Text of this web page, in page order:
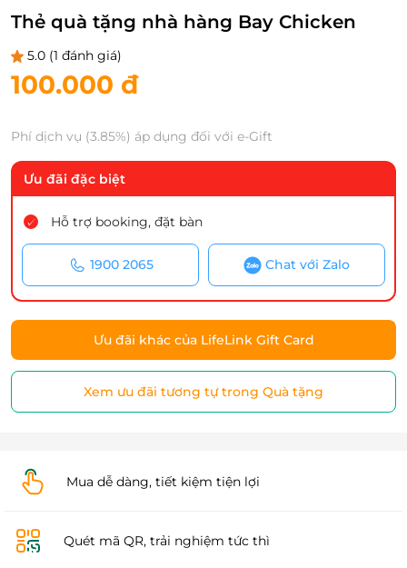
Thẻ quà tặng nhà hàng Bay Chicken
5.0 (1 đánh giá)
100.000 đ
Phí dịch vụ (3.85%) áp dụng đối với e-Gift
Ưu đãi đặc biệt
Hỗ trợ booking, đặt bàn
1900 2065 Chat với Zalo
Ưu đãi khác của LifeLink Gift Card
Xem ưu đãi tương tự trong Quà tặng
Mua dễ dàng, tiết kiệm tiện lợi
Quét mã QR, trải nghiệm tức thì